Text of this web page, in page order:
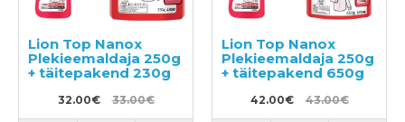
Lion Top Nanox
Plekieemaldaja 250g
+ täitepakend 230g
32.00€ 33.00€
Lion Top Nanox
Plekieemaldaja 250g
+ täitepakend 650g
42.00€ 43.00€